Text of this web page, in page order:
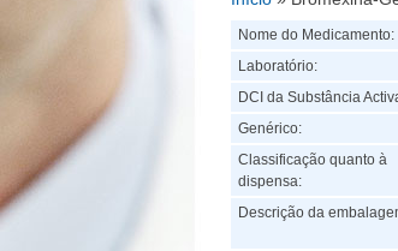
Está aqui
Nome do Medicamento:
Laboratório:
DCI da Substância
Genérico:
Classificação quanto à
dispensa:
Descrição da